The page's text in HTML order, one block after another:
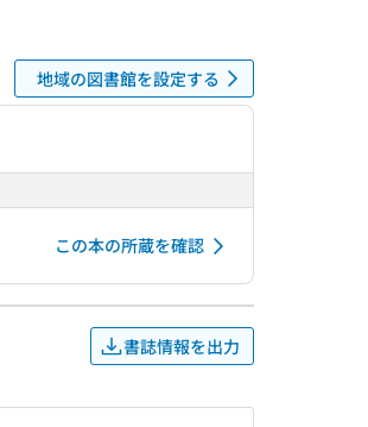
地域の図書館を設定する
この本の所蔵を確認
書誌情報を出力